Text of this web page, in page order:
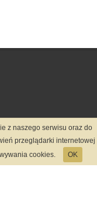
z naszego serwisu oraz do
przeglądarki internetowej
cookies.
OK